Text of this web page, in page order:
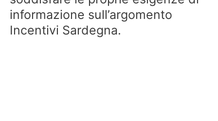
informazione sull’argomento
Incentivi Sardegna.